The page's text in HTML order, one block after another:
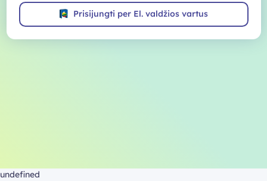
Prisijungti per El. valdžios vartus
undefined